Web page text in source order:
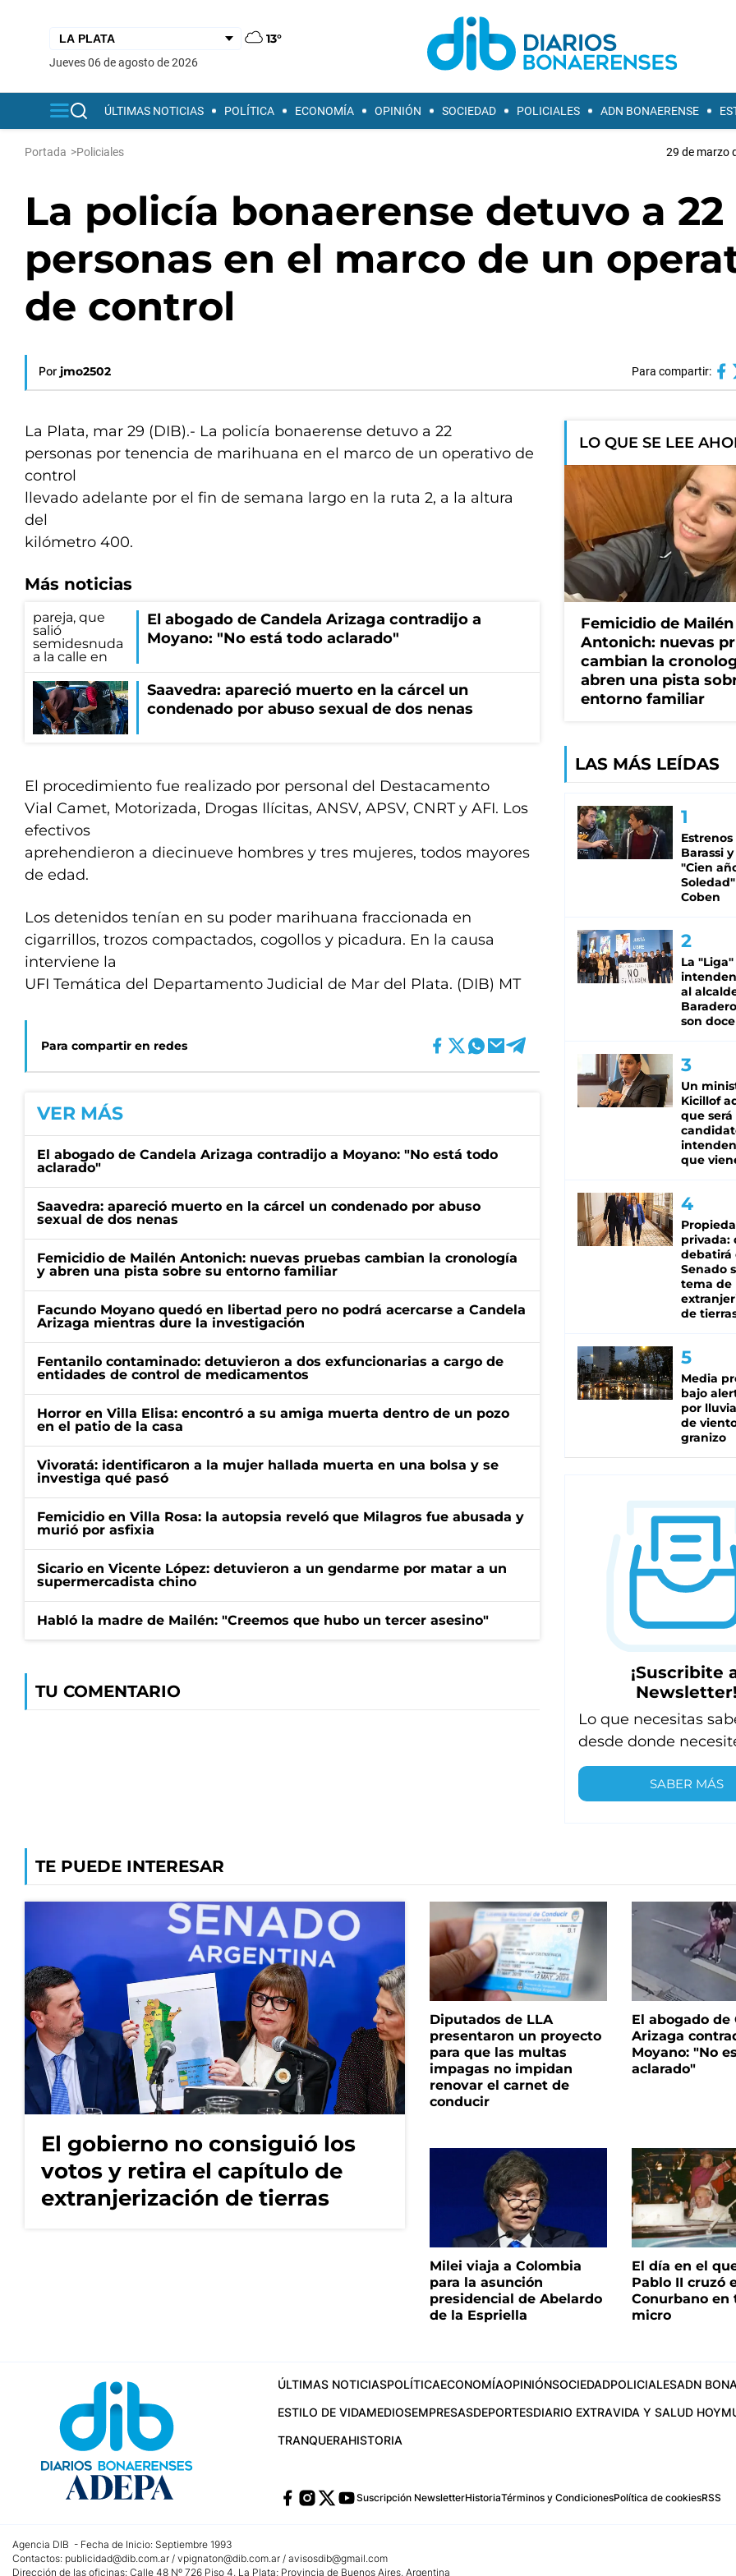
13°
jueves 06 de agosto de 2026
ÚLTIMAS NOTICIAS POLÍTICA ECONOMÍA OPINIÓN SOCIEDAD POLICIALES ADN BONAERENSE
Portada >Policiales 29 de marzo
La policía bonaerense detuvo a 22
personas en el marco de un
de control
Por jmo2502 Para compartir:
La Plata, mar 29 (DIB).- La policía bonaerense detuvo a 22
personas por tenencia de marihuana en el marco de un operativo de
control
llevado adelante por el fin de semana largo en la ruta 2, a la altura
del
kilómetro 400.
Más noticias
El abogado de Candela Arizaga contradijo a
Moyano: "No está todo aclarado"
Saavedra: apareció muerto en la cárcel un
condenado por abuso sexual de dos nenas
El procedimiento fue realizado por personal del Destacamento
Vial Camet, Motorizada, Drogas Ilícitas, ANSV, APSV, CNRT y AFI. Los
efectivos
aprehendieron a diecinueve hombres y tres mujeres, todos mayores
de edad.
Los detenidos tenían en su poder marihuana fraccionada en
cigarrillos, trozos compactados, cogollos y picadura. En la causa
interviene la
UFI Temática del Departamento Judicial de Mar del Plata. (DIB) MT
Para compartir en redes
VER MÁS
El abogado de Candela Arizaga contradijo a Moyano: "No está todo
aclarado"
Saavedra: apareció muerto en la cárcel un condenado por abuso
sexual de dos nenas
Femicidio de Mailén Antonich: nuevas pruebas cambian la cronología
y abren una pista sobre su entorno familiar
Facundo Moyano quedó en libertad pero no podrá acercarse a Candela
Arizaga mientras dure la investigación
Fentanilo contaminado: detuvieron a dos exfuncionarias a cargo de
entidades de control de medicamentos
Horror en Villa Elisa: encontró a su amiga muerta dentro de un pozo
en el patio de la casa
Vivoratá: identificaron a la mujer hallada muerta en una bolsa y se
investiga qué pasó
Femicidio en Villa Rosa: la autopsia reveló que Milagros fue abusada y
murió por asfixia
Sicario en Vicente López: detuvieron a un gendarme por matar a un
supermercadista chino
Habló la madre de Mailén: "Creemos que hubo un tercer asesino"
TU COMENTARIO
LO QUE SE LEE
Femicidio de Mailén
Antonich: nuevas
cambian la
abren una pista
entorno familiar
LAS MÁS LEÍDAS
Estrenos
Barassi
"Cien
Coben
La
al
son doce
Un
Kicillof
que será
que
privada:
debatirá
Senado
tema de
de
Media
bajo
por
de
granizo
¡Suscribite
Newsletter!
Lo que necesitas
desde donde
SABER MÁS
TE PUEDE INTERESAR
El gobierno no consiguió los
votos y retira el capítulo de
extranjerización de tierras
Diputados de LLA
presentaron un proyecto
para que las multas
impagas no impidan
renovar el carnet de
conducir
El abogado de
Arizaga
Moyano: "No
aclarado"
Milei viaja a Colombia
para la asunción
presidencial de Abelardo
de la Espriella
El día en el
Pablo II cruzó
Conurbano en
micro
ÚLTIMAS NOTICIASPOLÍTICAECONOMÍAOPINIÓNSOCIEDADPOLICIALESADN
ESTILO DE VIDAMEDIOSEMPRESASDEPORTESDIARIO EXTRAVIDA Y SALUD HOY
TRANQUERAHISTORIA
Suscripción NewsletterHistoriaTérminos y CondicionesPolítica de cookiesRSS
Agencia DIB - Fecha de Inicio: Septiembre 1993
Contactos: publicidad@dib.com.ar / vpignaton@dib.com.ar / avisosdib@gmail.com
Dirección de las oficinas: Calle 48 Nº 726 Piso 4, La Plata; Provincia de Buenos Aires, Argentina